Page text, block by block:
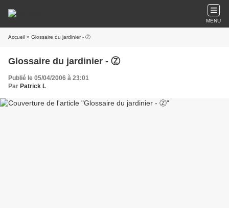
MENU
Accueil » Glossaire du jardinier - Ⓩ
Glossaire du jardinier - Ⓩ
Publié le 05/04/2006 à 23:01
Par Patrick L